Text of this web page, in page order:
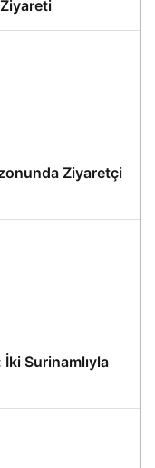
Ziyareti
Ziyaretçi
Surinamlıyla